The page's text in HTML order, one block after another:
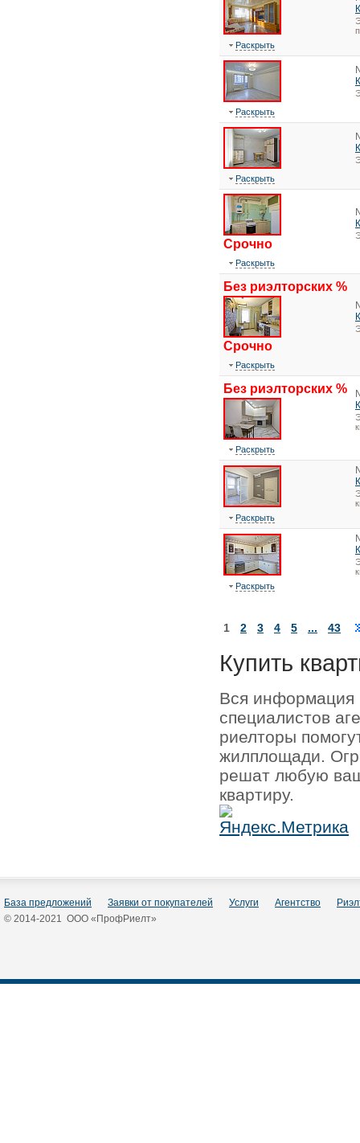
Раскрыть
Раскрыть
Раскрыть
Срочно
Раскрыть
Без риэлторских %
Срочно
Раскрыть
Без риэлторских %
Раскрыть
Раскрыть
Раскрыть
1 2 3 4 5 ... 43
Купить
Вся информация
специалистов
риелторы
жилплощади.
решат любую
квартиру.
База предложений Заявки от покупателей Услуги Агентство
© 2014-2021 ООО «ПрофРиелт»